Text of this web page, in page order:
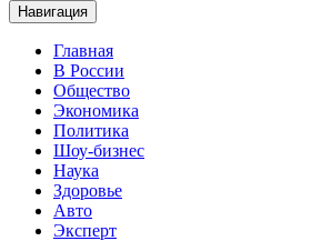
Навигация
Главная
В России
Общество
Экономика
Политика
Шоу-бизнес
Наука
Здоровье
Авто
Эксперт